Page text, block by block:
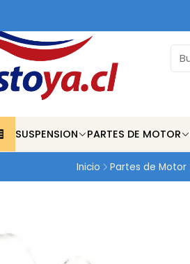
SUSPENSION PARTES DE MOTOR
Inicio Partes de Motor